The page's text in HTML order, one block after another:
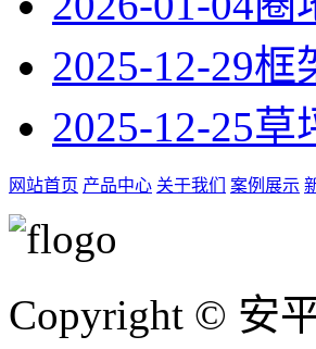
2025-12-29框
2025-12-25草
网站首页 产品中心 关于我们 案例展示
Copyright © 安